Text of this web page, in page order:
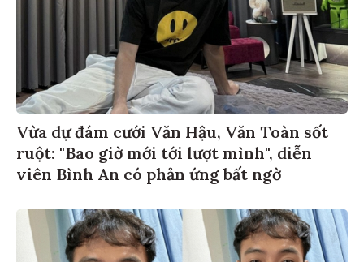
Vừa dự đám cưới Văn Hậu, Văn Toàn sốt
ruột: "Bao giờ mới tới lượt mình", diễn
viên Bình An có phản ứng bất ngờ